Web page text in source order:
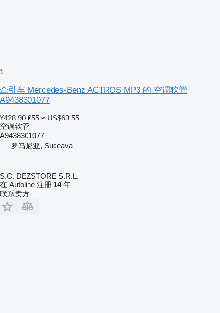
1
牵引车 Mercedes-Benz ACTROS MP3 的 空调软管
A9438301077
¥428.90 €55 ≈ US$63.55
空调软管
A9438301077
罗马尼亚, Suceava
S.C. DEZSTORE S.R.L.
在 Autoline 注册 14年
联系卖方